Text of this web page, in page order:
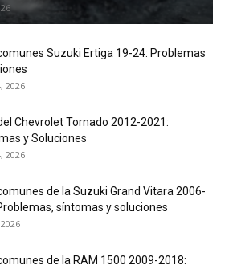
Suzuki Ertiga 19-24: Problemas
2026
Chevrolet Tornado 2012-2021:
y Soluciones
2026
de la Suzuki Grand Vitara 2006-
síntomas y soluciones
de la RAM 1500 2009-2018: